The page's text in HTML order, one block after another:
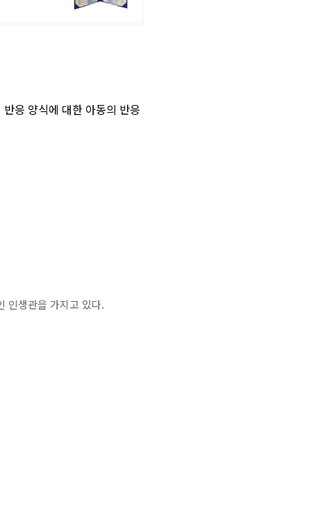
응 양식에 대한 아동의 반응
인생관을 가지고 있다.